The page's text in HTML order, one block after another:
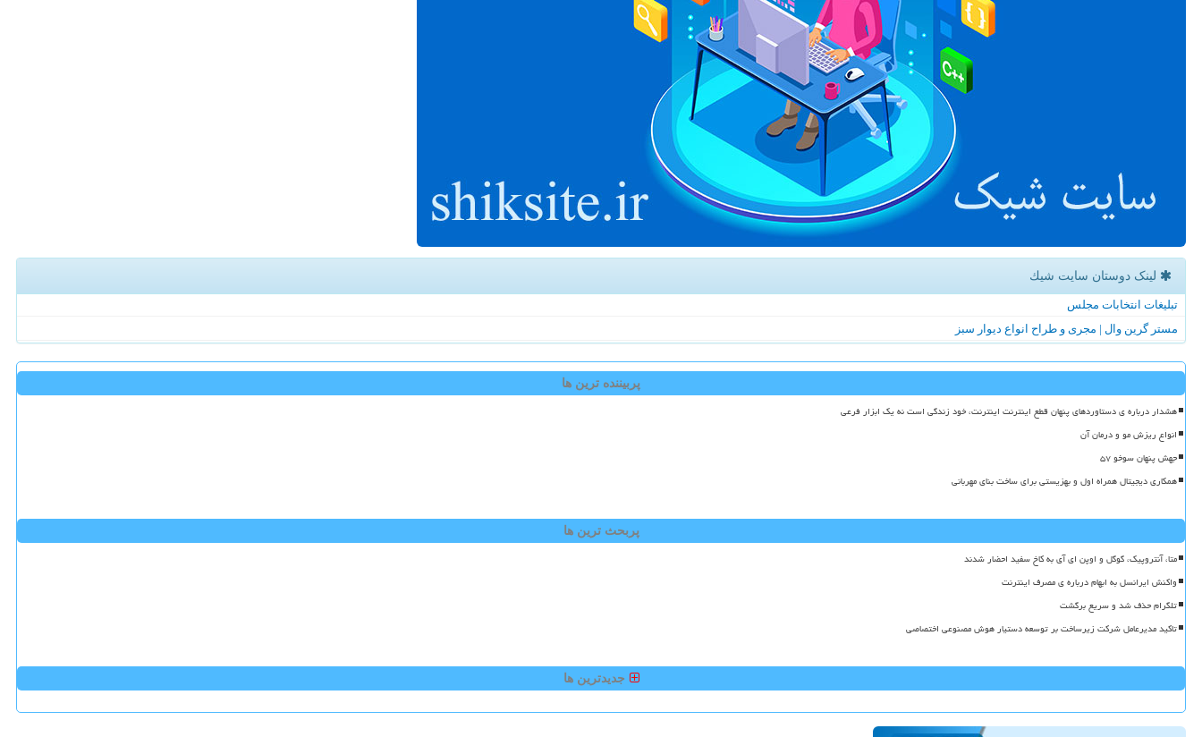
لینک دوستان سایت شیك
تبلیغات انتخابات مجلس
مستر گرین وال | مجری و طراح انواع دیوار سبز
پربیننده ترین ها
هشدار درباره ی دستاوردهای پنهان قطع اینترنت اینترنت، خود زندگی است نه یک ابزار فرعی
انواع ریزش مو و درمان آن
جهش پنهان سوخو ۵۷
همکاری دیجیتال همراه اول و بهزیستی برای ساخت بنای مهربانی
پربحث ترین ها
متا، آنتروپیک، گوگل و اوپن ای آی به کاخ سفید احضار شدند
واکنش ایرانسل به ابهام درباره ی مصرف اینترنت
تلگرام حذف شد و سریع برگشت
تاکید مدیرعامل شرکت زیرساخت بر توسعه دستیار هوش مصنوعی اختصاصی
جدیدترین ها